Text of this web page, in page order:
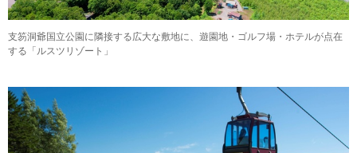
支笏洞爺国立公園に隣接する広大な敷地に、遊園地・ゴルフ場・ホテルが点在
する「ルスツリゾート」